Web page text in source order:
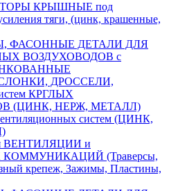
КРЫШНЫЕ под
тяги, (цинк, крашенные,
ФАСОННЫЕ ДЕТАЛИ ДЛЯ
ВОЗДУХОВОДОВ с
ДРОССЕЛИ,
КРГЛЫХ
(ЦИНК, НЕРЖ, МЕТАЛЛ)
систем (ЦИНК,
ВЕНТИЛЯЦИИ и
(Траверсы,
крепеж, Зажимы, Пластины,